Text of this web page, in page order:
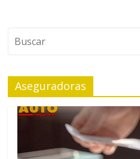
Aseguradoras